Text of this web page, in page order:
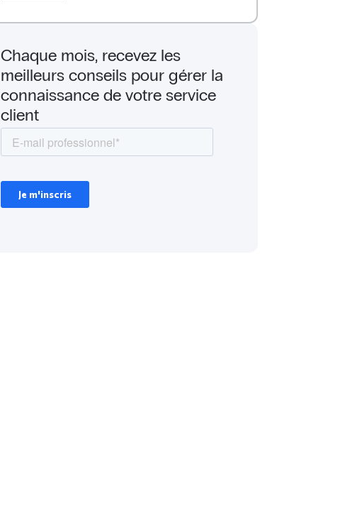
Chaque mois, recevez les
meilleurs conseils pour gérer la
connaissance de votre service
client